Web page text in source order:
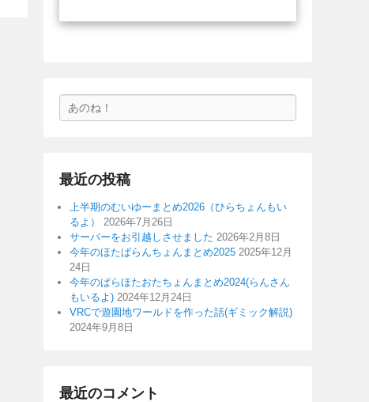
索
最近の投稿
上半期のむいゆーまとめ2026（ひらちょんもい
るよ）
2026年7月26日
サーバーをお引越しさせました 2026年2月8日
今年のほたぱらんちょんまとめ2025 2025年12月
24日
今年のぱらほたおたちょんまとめ2024(らんさん
もいるよ) 2024年12月24日
VRCで遊園地ワールドを作った話(ギミック解説)
2024年9月8日
最近のコメント